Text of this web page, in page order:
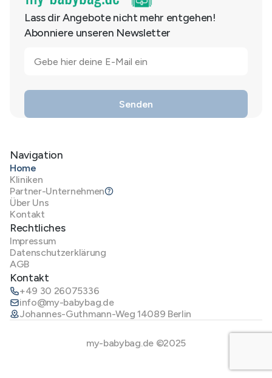
Lass dir Angebote nicht mehr entgehen!
Abonniere unseren Newsletter
Navigation
Home
Kliniken
Partner-Unternehmen
Über Uns
Kontakt
Rechtliches
Impressum
Datenschutzerklärung
AGB
Kontakt
+49 30 26075336
info@my-babybag.de
Johannes-Guthmann-Weg 14089 Berlin
my-babybag.de ©2025